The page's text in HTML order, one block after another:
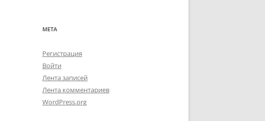
МЕТА
Регистрация
Войти
Лента записей
Лента комментариев
WordPress.org